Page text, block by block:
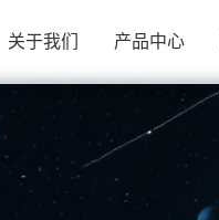
关于我们 产品中心